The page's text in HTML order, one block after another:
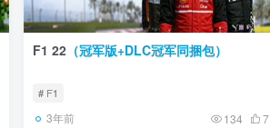
F1 22（冠军版+DLC冠军同捆包）
# F1
3年前 134 7